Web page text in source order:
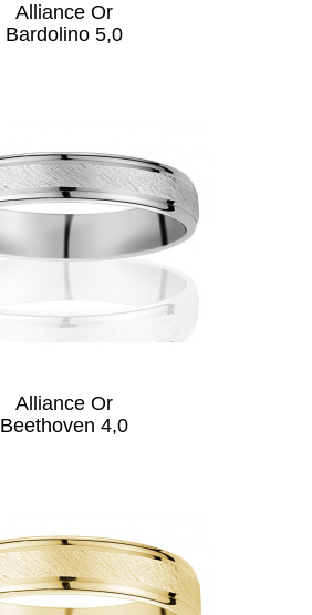
Alliance Or
Bardolino 5,0
Alliance Or
Beethoven 4,0